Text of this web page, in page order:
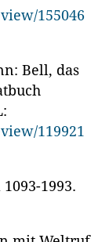
155046
Bell, das
119921
1993.